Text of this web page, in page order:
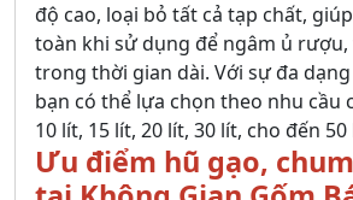
độ cao, loại bỏ tất cả tạp chất,
toàn khi sử dụng để ngâm ủ
trong thời gian dài. Với sự đa
bạn có thể lựa chọn theo nhu cầu
10 lít, 15 lít, 20 lít, 30 lít, cho đến
Ưu điểm hũ gạo,